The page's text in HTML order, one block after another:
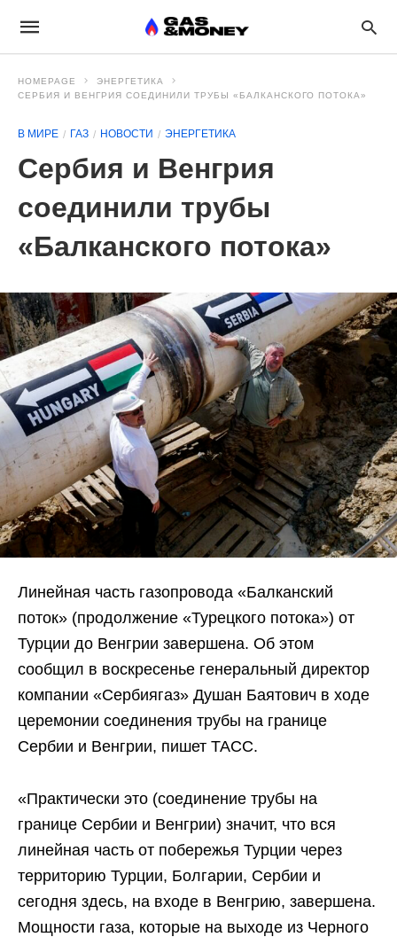
HOMEPAGE
ЭНЕРГЕТИКА
СЕРБИЯ И ВЕНГРИЯ СОЕДИНИЛИ ТРУБЫ «БАЛКАНСКОГО ПОТОКА»
В МИРЕ ГАЗ НОВОСТИ ЭНЕРГЕТИКА
Сербия и Венгрия
соединили трубы
«Балканского потока»
Линейная часть газопровода «Балканский
поток» (продолжение «Турецкого потока») от
Турции до Венгрии завершена. Об этом
сообщил в воскресенье генеральный директор
компании «Сербиягаз» Душан Баятович в ходе
церемонии соединения трубы на границе
Сербии и Венгрии, пишет ТАСС.
«Практически это (соединение трубы на
границе Сербии и Венгрии) значит, что вся
линейная часть от побережья Турции через
территорию Турции, Болгарии, Сербии и
сегодня здесь, на входе в Венгрию, завершена.
Мощности газа, которые на выходе из Черного